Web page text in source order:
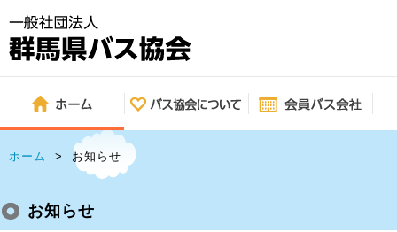
ホーム > お知らせ
お知らせ